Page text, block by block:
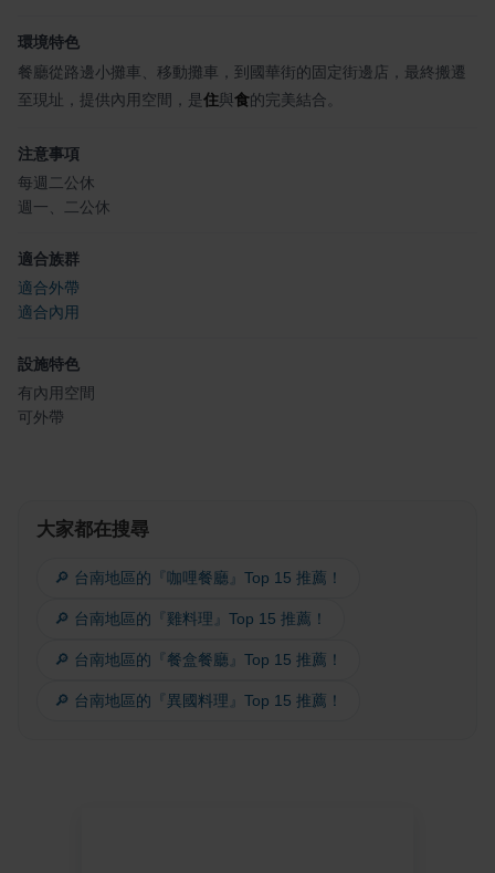
環境特色
餐廳從路邊小攤車、移動攤車，到國華街的固定街邊店，最終搬遷
至現址，提供內用空間，是住與食的完美結合。
注意事項
每週二公休
週一、二公休
適合族群
適合外帶
適合內用
設施特色
有內用空間
可外帶
大家都在搜尋
🔎 台南地區的『咖哩餐廳』Top 15 推薦！
🔎 台南地區的『雞料理』Top 15 推薦！
🔎 台南地區的『餐盒餐廳』Top 15 推薦！
🔎 台南地區的『異國料理』Top 15 推薦！